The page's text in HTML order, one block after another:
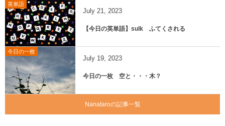
英単語
July 21 2023
【今日の英単語】sulk ふてくされる
今日の一枚
July 19 2023
今日の一枚 空と・・・木？
Nanataroの記事一覧